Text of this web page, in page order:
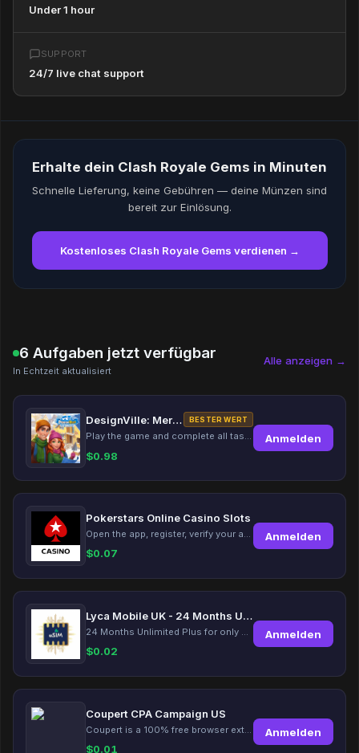
Under 1 hour
SUPPORT
24/7 live chat support
Erhalte dein Clash Royale Gems in Minuten
Schnelle Lieferung, keine Gebühren — deine Münzen sind
bereit zur Einlösung.
Kostenloses Clash Royale Gems verdienen →
6 Aufgaben jetzt verfügbar
In Echtzeit aktualisiert
Alle anzeigen →
DesignVille: Merge & Design BESTER WERT
Play the game and complete all tasks within the specified timeframes.
$0.98
Anmelden
Pokerstars Online Casino Slots
$0.07
Anmelden
Lyca Mobile UK - 24 Months Unlimited Plus!
$0.02
Anmelden
Coupert CPA Campaign US
$0.01
Anmelden